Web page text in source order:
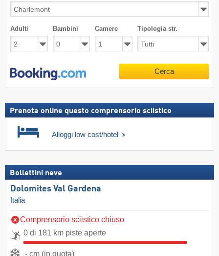
Adulti Bambini Camere Tipologia str.
Cerca
Prenota online questo comprensorio sciistico
Alloggi low cost/hotel
Bollettini neve
Dolomites Val Gardena
Italia
Comprensorio sciistico chiuso
0 di 181 km piste aperte
- cm (in quota)